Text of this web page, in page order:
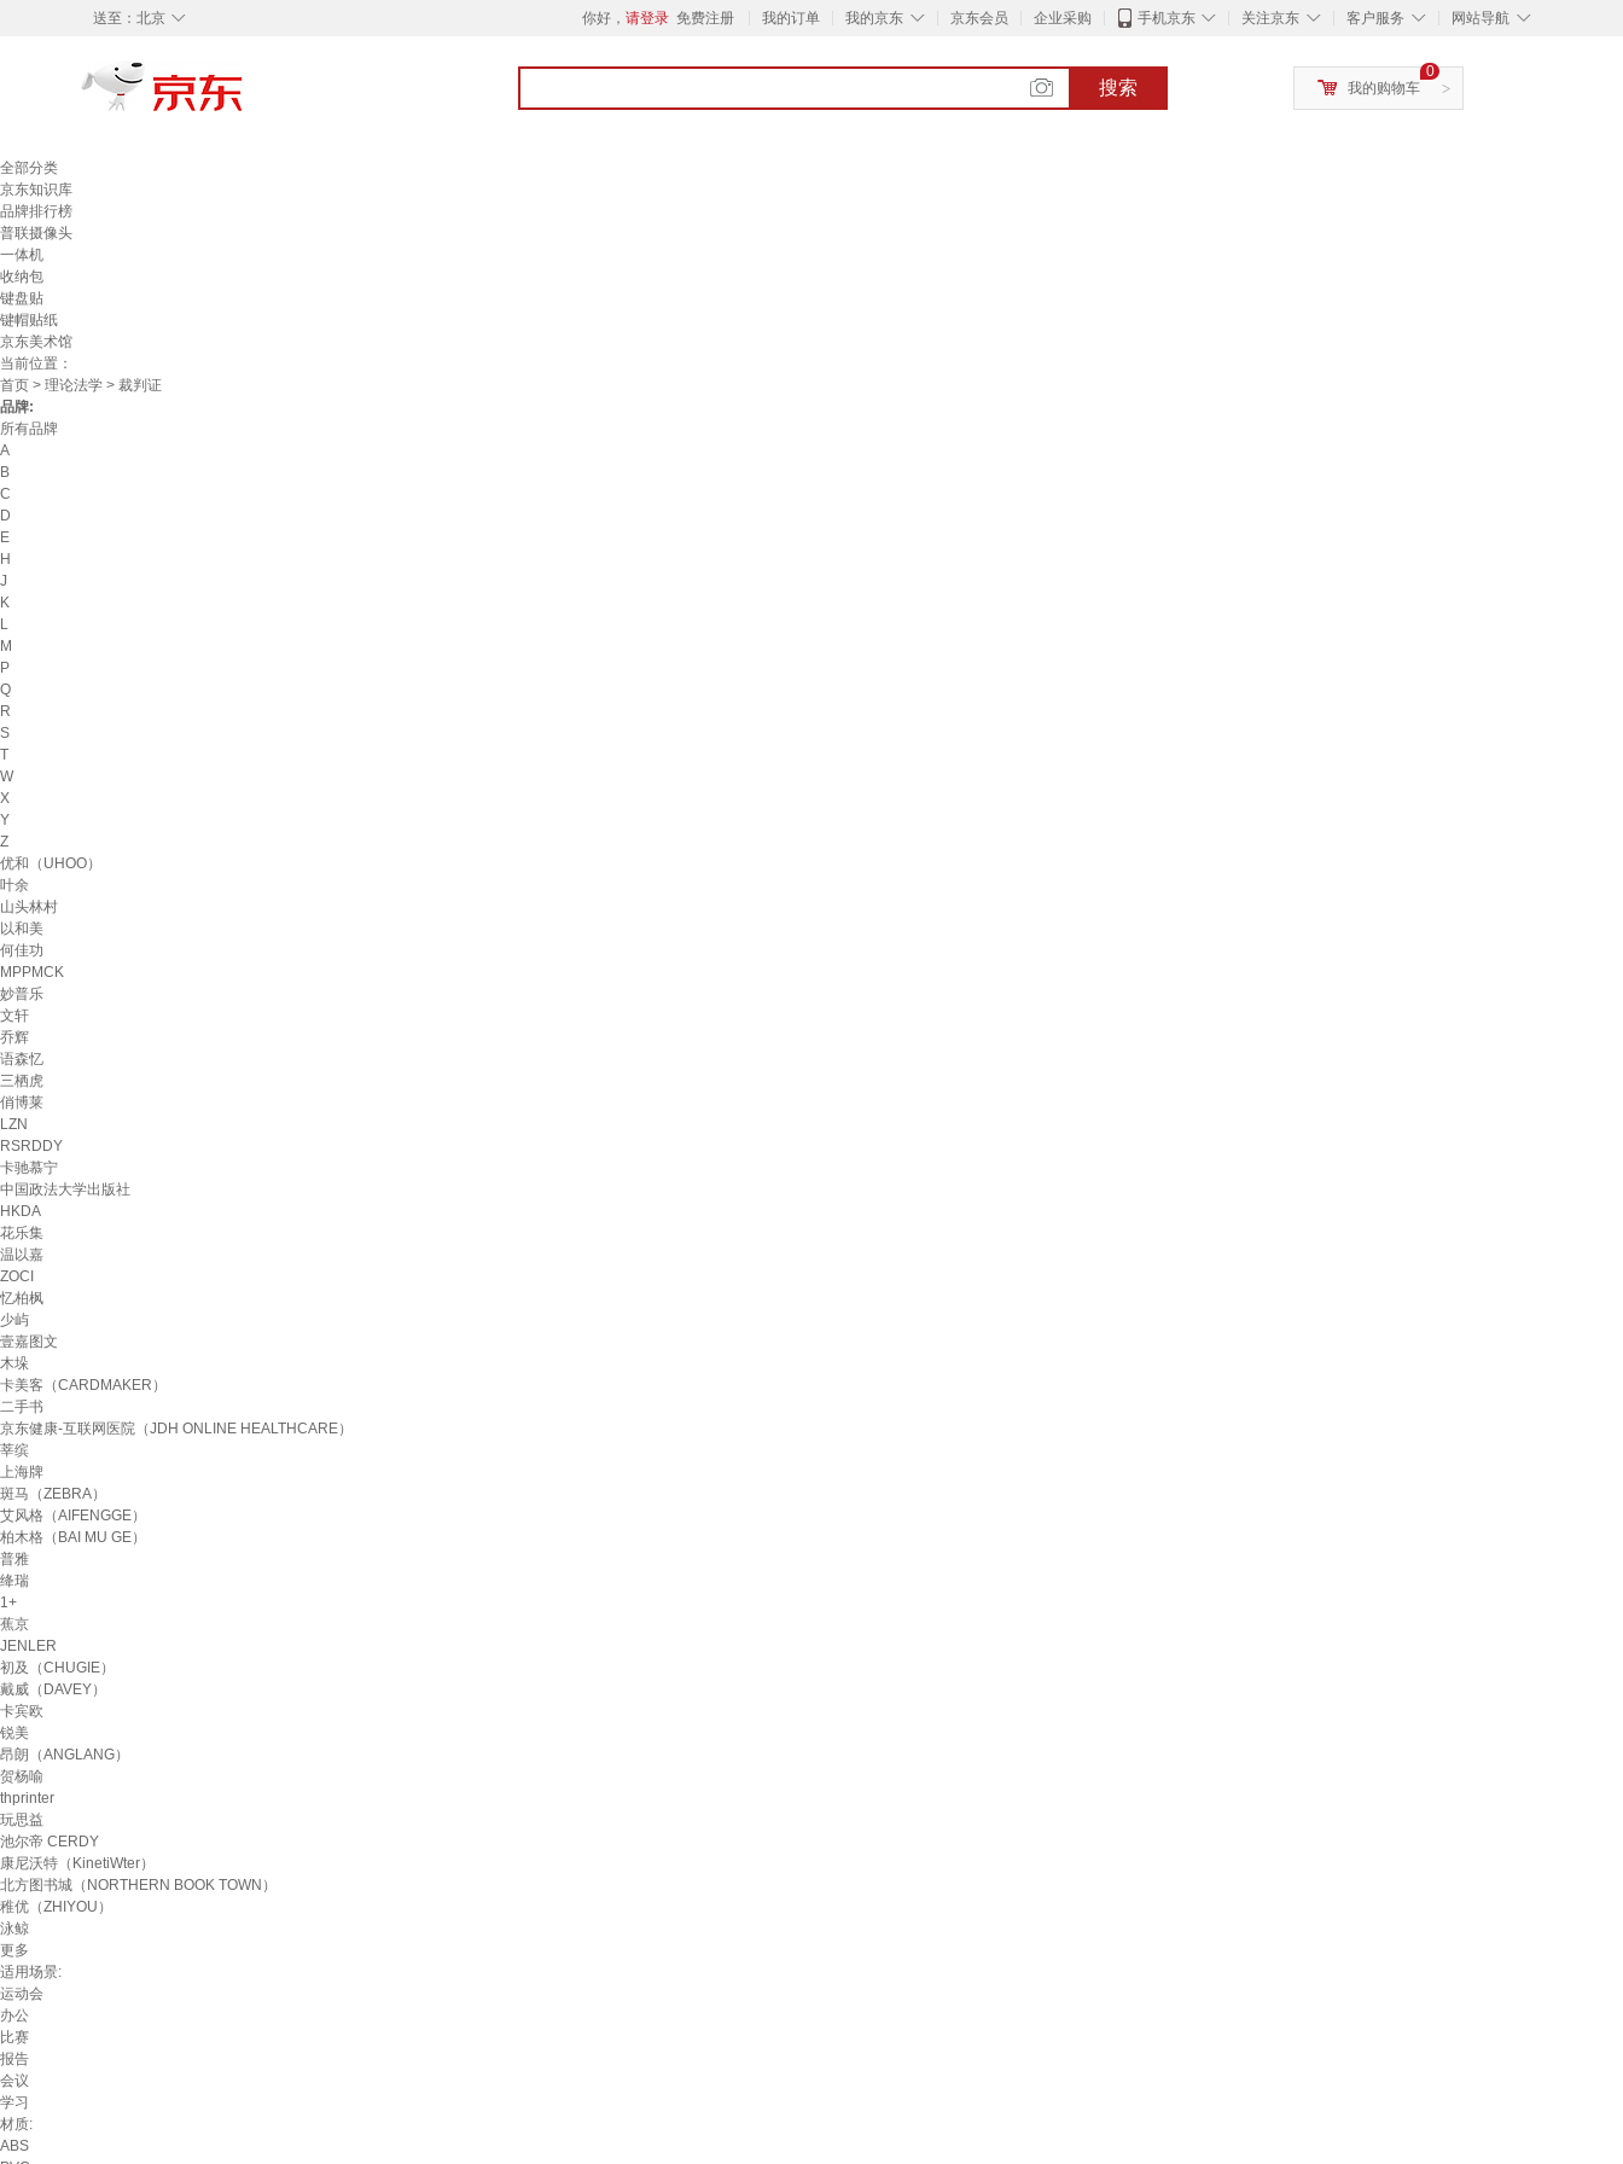
◇
送至： 北京 你好， 请登录 免费注册 我的订单 ◇
我的京东 京东会员 企业采购 ◇
手机京东 ◇
关注京东 ◇
客户服务 ◇
网站导航
搜索 >
0
我的购物车
全部分类
京东知识库
品牌排行榜
普联摄像头
一体机
收纳包
键盘贴
键帽贴纸
京东美术馆
当前位置：
首页 > 理论法学 > 裁判证
品牌:
所有品牌
A
B
C
D
E
H
J
K
L
M
P
Q
R
S
T
W
X
Y
Z
优和（UHOO）
叶余
山头林村
以和美
何佳功
MPPMCK
妙普乐
文轩
乔辉
语森忆
三栖虎
俏博莱
LZN
RSRDDY
卡驰慕宁
中国政法大学出版社
HKDA
花乐集
温以嘉
ZOCI
忆柏枫
少屿
壹嘉图文
木垛
卡美客（CARDMAKER）
二手书
京东健康-互联网医院（JDH ONLINE HEALTHCARE）
莘缤
上海牌
斑马（ZEBRA）
艾风格（AIFENGGE）
柏木格（BAI MU GE）
普雅
绛瑞
1+
蕉京
JENLER
初及（CHUGIE）
戴威（DAVEY）
卡宾欧
锐美
昂朗（ANGLANG）
贺杨喻
thprinter
玩思益
池尔帝 CERDY
康尼沃特（KinetiWter）
北方图书城（NORTHERN BOOK TOWN）
稚优（ZHIYOU）
泳鲸
更多
适用场景:
运动会
办公
比赛
报告
会议
学习
材质:
ABS